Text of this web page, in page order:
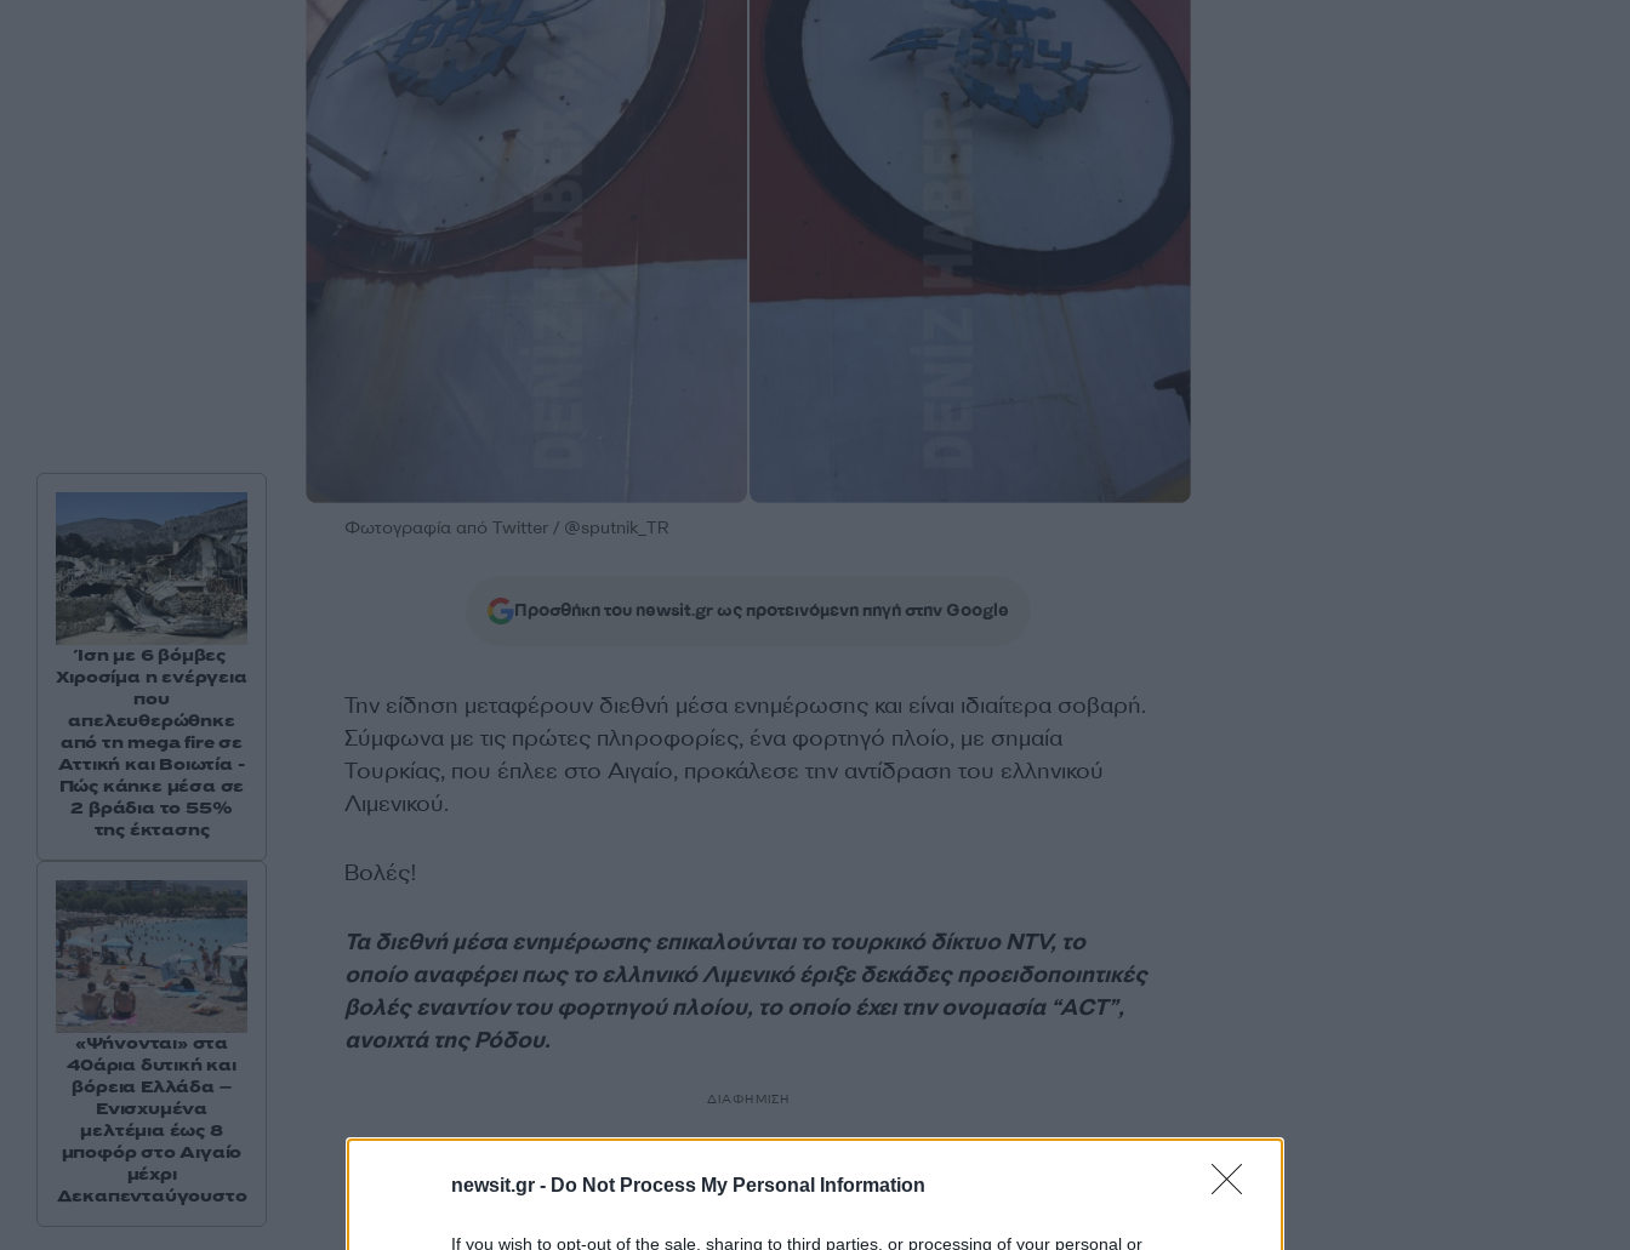
newsit.gr - Do Not Process My Personal Information
If you wish to opt-out of the sale, sharing to third parties, or processing of your personal or
Φωτογραφία από Twitter / @sputnik_TR
Προσθήκη του newsit.gr ως προτεινόμενη πηγή στην Google
Την είδηση μεταφέρουν διεθνή μέσα ενημέρωσης και είναι ιδιαίτερα σοβαρή.
Σύμφωνα με τις πρώτες πληροφορίες, ένα φορτηγό πλοίο, με σημαία
Τουρκίας, που έπλεε στο Αιγαίο, προκάλεσε την αντίδραση του ελληνικού
Λιμενικού.
Βολές!
Τα διεθνή μέσα ενημέρωσης επικαλούνται το τουρκικό δίκτυο NTV, το
οποίο αναφέρει πως το ελληνικό Λιμενικό έριξε δεκάδες προειδοποιητικές
βολές εναντίον του φορτηγού πλοίου, το οποίο έχει την ονομασία “ACT”,
ανοιχτά της Ρόδου.
ΔΙΑΦΗΜΙΣΗ
Ίση με 6 βόμβες
Χιροσίμα η ενέργεια
που
απελευθερώθηκε
από τη mega fire σε
Αττική και Βοιωτία -
Πώς κάηκε μέσα σε
2 βράδια το 55%
της έκτασης
«Ψήνονται» στα
40άρια δυτική και
βόρεια Ελλάδα –
Ενισχυμένα
μελτέμια έως 8
μποφόρ στο Αιγαίο
μέχρι
Δεκαπενταύγουστο